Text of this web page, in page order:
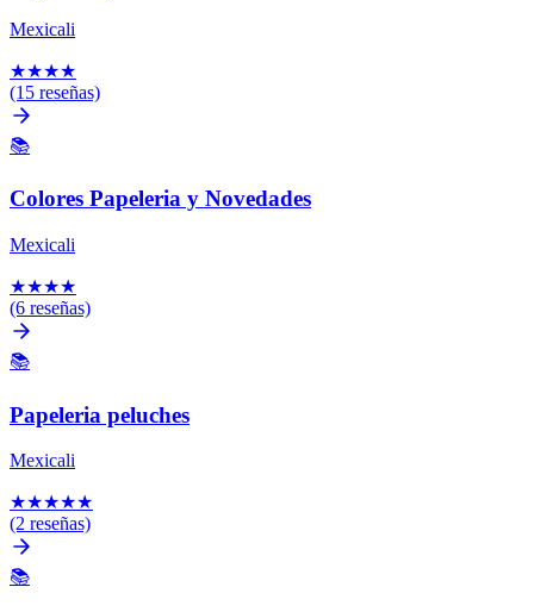
Mexicali
★★★★
(15 reseñas)
📚
Colores Papeleria y Novedades
Mexicali
★★★★
(6 reseñas)
📚
Papeleria peluches
Mexicali
★★★★★
(2 reseñas)
📚